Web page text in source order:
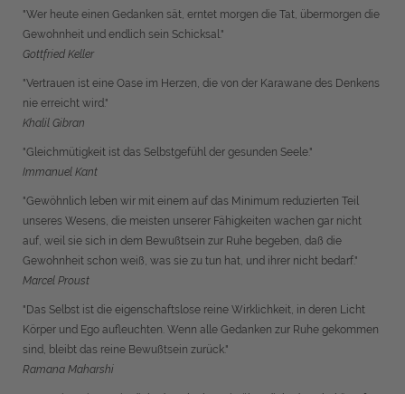
"Wer heute einen Gedanken sät, erntet morgen die Tat, übermorgen die
Gewohnheit und endlich sein Schicksal."
Gottfried Keller
"Vertrauen ist eine Oase im Herzen, die von der Karawane des Denkens
nie erreicht wird."
Khalil Gibran
"Gleichmütigkeit ist das Selbstgefühl der gesunden Seele."
Immanuel Kant
"Gewöhnlich leben wir mit einem auf das Minimum reduzierten Teil
unseres Wesens, die meisten unserer Fähigkeiten wachen gar nicht
auf, weil sie sich in dem Bewußtsein zur Ruhe begeben, daß die
Gewohnheit schon weiß, was sie zu tun hat, und ihrer nicht bedarf."
Marcel Proust
"Das Selbst ist die eigenschaftslose reine Wirklichkeit, in deren Licht
Körper und Ego aufleuchten. Wenn alle Gedanken zur Ruhe gekommen
sind, bleibt das reine Bewußtsein zurück."
Ramana Maharshi